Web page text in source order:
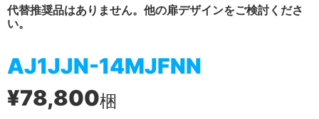
代替推奨品はありません。他の扉デザインをご検討くださ
い。
AJ1JJN-14MJFNN
¥78,800梱